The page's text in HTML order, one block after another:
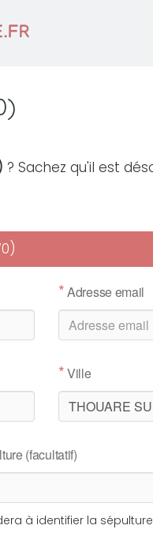
? Sachez qu'il est
*Adresse email
*Ville
(facultatif)
à identifier la sépulture